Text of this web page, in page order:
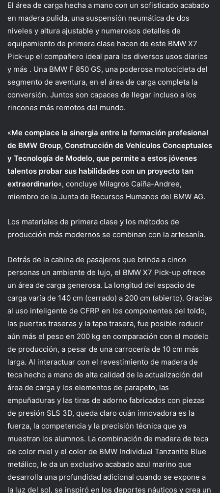
El área de carga hecha a mano con un sofisticado acabado
en madera pulida, una suspensión neumática de dos
niveles y altura ajustable y numerosos detalles de
equipamiento de primera clase hacen de este BMW X7
Pick-up el compañero ideal para los diversos usos diarios
y más . Una BMW F 850 ​​GS, una poderosa motocicleta del
segmento de aventura, en el área de carga completa la
conversión. Juntos son capaces de llegar incluso a los
rincones más remotos del mundo.
«Me complace la sinergia entre la formación profesional
de BMW Group, Construcción de Vehículos Conceptuales
y Tecnología de Modelo, que permite a estos jóvenes
talentos probar sus habilidades con un proyecto tan
extraordinario«, concluye Milagros Caiña-Andree,
miembro de la Junta de Recursos Humanos del BMW AG.
Los materiales de primera clase y los métodos de
producción más modernos se combinan con la artesanía.
Detrás de la cabina de pasajeros que brinda a cinco
personas un ambiente de lujo, el BMW X7 Pick-up ofrece
un área de carga generosa. La longitud del espacio de
carga varía de 140 cm (cerrado) a 200 cm (abierto). Gracias
al uso inteligente de CFRP en los componentes del toldo,
las puertas traseras y la tapa trasera, fue posible reducir
aún más el peso en 200 kg en comparación con el modelo
de producción, a pesar de una carrocería de 10 cm más
larga. Al interactuar con el revestimiento de madera de
teca hecho a mano de alta calidad de la actualización del
área de carga y los elementos de parapeto, las
empuñaduras y las tiras de adorno fabricados con piezas
de presión SLS 3D, queda claro cuán innovadora es la
fuerza, la competencia y la precisión técnica que ya
muestran los alumnos. La combinación de madera de teca
de color miel y el color de BMW Individual Tanzanite Blue
metálico, le da un exclusivo acabado azul marino que
desarrolla una profundidad adicional cuando se expone a
la luz del sol, se inspiró en los deportes náuticos y crea un